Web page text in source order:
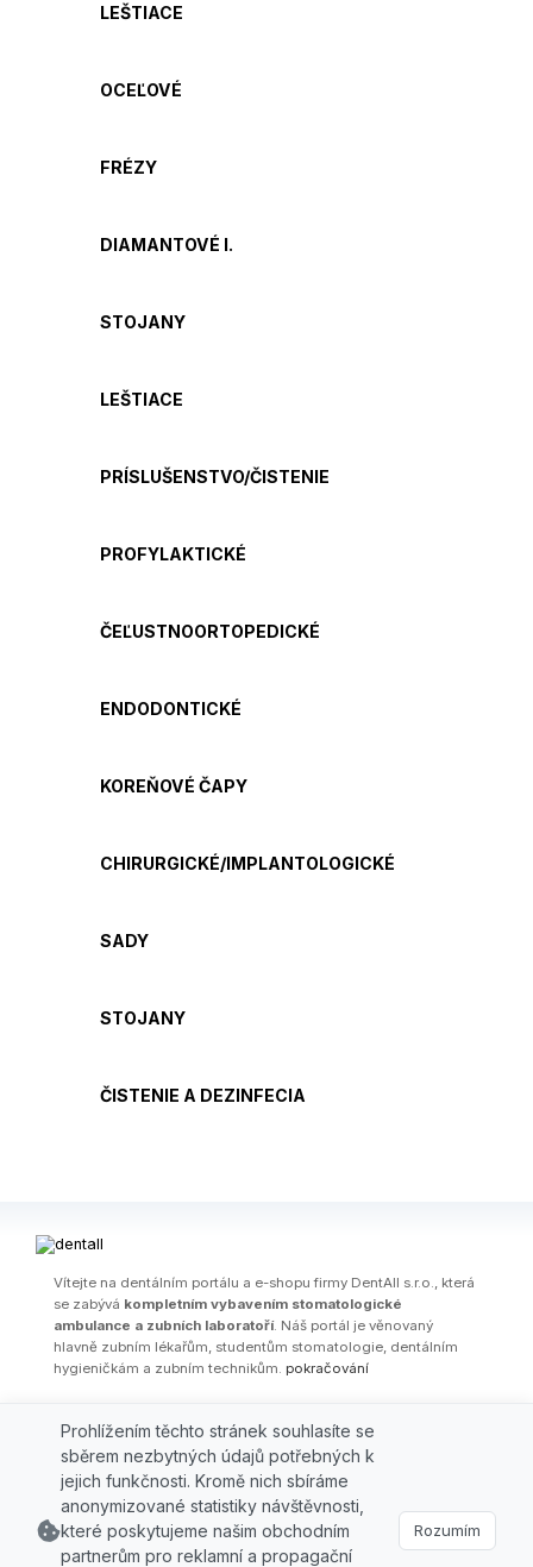
LEŠTIACE
OCEĽOVÉ
FRÉZY
DIAMANTOVÉ I.
STOJANY
LEŠTIACE
PRÍSLUŠENSTVO/ČISTENIE
PROFYLAKTICKÉ
ČEĽUSTNOORTOPEDICKÉ
ENDODONTICKÉ
KOREŇOVÉ ČAPY
CHIRURGICKÉ/IMPLANTOLOGICKÉ
SADY
STOJANY
ČISTENIE A DEZINFECIA
Ví­tejte na dentálním portálu a e-shopu firmy DentAll s.r.o., která
se zabývá kompletním vybavením stomatologické
ambulance a zubních laboratoří. Náš portál je věnovaný
hlavně zubním lékařům, studentům stomatologie, dentálním
hygieničkám a zubním technikům. pokračování
LETÁKY|ŠKOLENÍ / WEBINÁŘE | ODBORNÉ ČLÁNKY
VÝPRODEJ
© 2026 DENTALL, spol. s r.o., Grafická 827/16, 15000 Praha 5,
e-mail:obchod@dentall.cz
Tel.: +420 2 41 403 369, Fax: +420 2 41 403 369 | powered by
www.greenleaf.sk
Prohlížením těchto stránek souhlasíte se
sběrem nezbytných údajů potřebných k
jejich funkčnosti. Kromě nich sbíráme
anonymizované statistiky návštěvnosti,
které poskytujeme našim obchodním
partnerům pro reklamní a propagační
Rozumím